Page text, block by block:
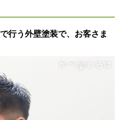
行う外壁塗装で、お客さま